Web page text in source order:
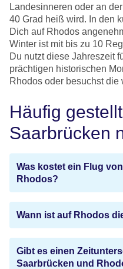
Landesinneren oder an
40 Grad heiß wird. In den
Dich auf Rhodos
Winter ist mit bis zu 10
Du nutzt diese Jahreszeit
prächtigen historischen
Rhodos oder besuchst die
Häufig
Saarbrücken
Was kostet ein Flug
Rhodos?
Wann ist auf Rhodos
Gibt es einen
Saarbrücken und